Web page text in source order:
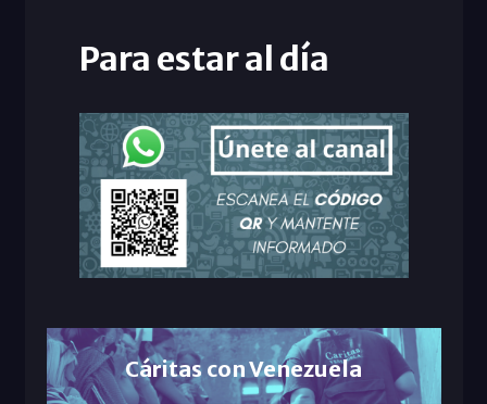
Para estar al día
Cáritas con Venezuela